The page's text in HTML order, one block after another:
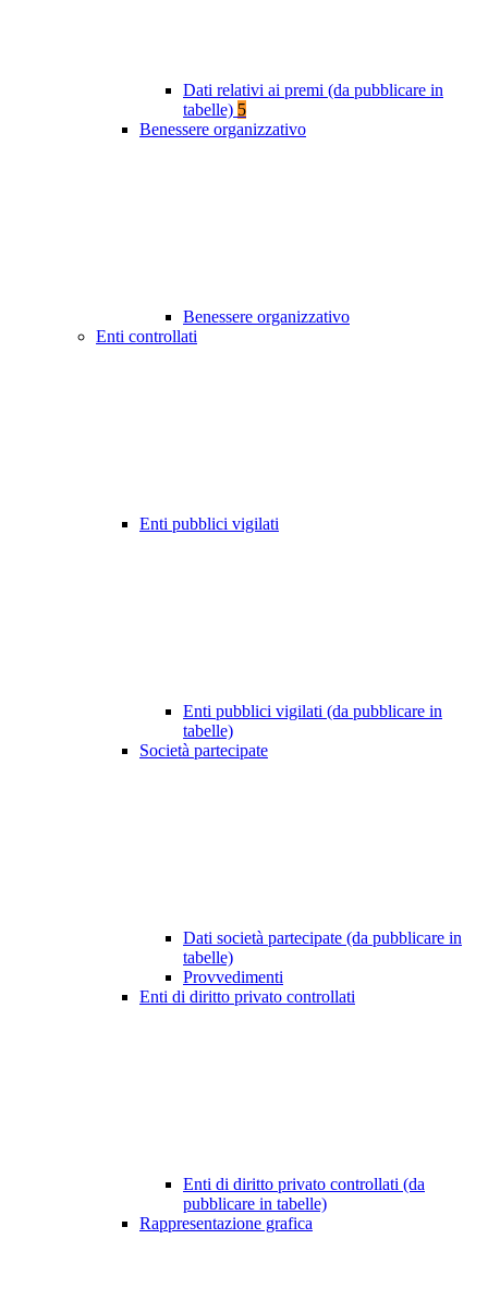
Dati relativi ai premi (da pubblicare in
tabelle) 5
Benessere organizzativo
Benessere organizzativo
Enti controllati
Enti pubblici vigilati
Enti pubblici vigilati (da pubblicare in
tabelle)
Società partecipate
Dati società partecipate (da pubblicare in
tabelle)
Provvedimenti
Enti di diritto privato controllati
Enti di diritto privato controllati (da
pubblicare in tabelle)
Rappresentazione grafica